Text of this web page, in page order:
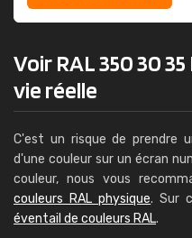
Voir RAL 350 30
vie réelle
C'est un risque de prendre
d'une couleur sur un écran
couleur, nous vous
couleurs RAL physique. Sur
éventail de couleurs RAL.